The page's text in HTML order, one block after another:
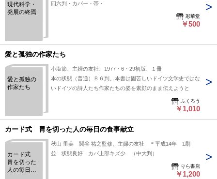
現代科学・
発展の終焉
四六判・カバー・帯・
彩華堂
￥500
愛と孤独の作家たち
愛と孤独の
作家たち
小塩節、主婦の友社、1977・6・29初版、１冊
本の状態（普通）Ｂ６判。本書は固苦しいドイツ文学史ではな
いドイツの詩人たち作家たちの姿を素顔のまま伝えようと
ふくろう
￥1,010
カード式 胃を切った人の毎日の食事献立
カード式
胃を切った
人の毎日の
秋山 里美 関谷 祐之監修、主婦の友社 ＊平成14年 1刷
並 状態良好 カバ上部キズ少 （中大判）
りら書店
￥1,200